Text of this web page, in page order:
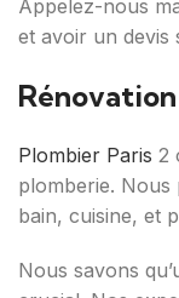
Appelez-nous
et avoir un devis
Plombier Paris 2
plomberie. Nous
bain, cuisine, et
Nous savons